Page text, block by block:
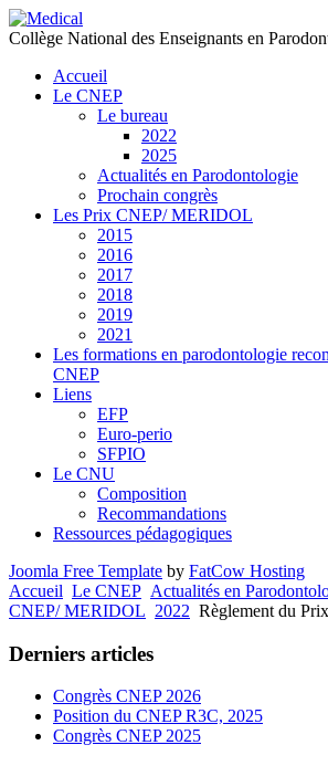
Collège National des Enseignants en
Accueil
Le CNEP
Le bureau
2022
2025
Actualités en Parodontologie
Prochain congrès
Les Prix CNEP/ MERIDOL
2015
2016
2017
2018
2019
2021
Les formations en parodontologie
CNEP
Liens
EFP
Euro-perio
SFPIO
Le CNU
Composition
Recommandations
Ressources pédagogiques
Joomla Free Template by FatCow Hosting
Accueil Le CNEP Actualités en
CNEP/ MERIDOL 2022 Règlement du
Derniers articles
Congrès CNEP 2026
Position du CNEP R3C, 2025
Congrès CNEP 2025
précédente
précédent
suivante
suivant